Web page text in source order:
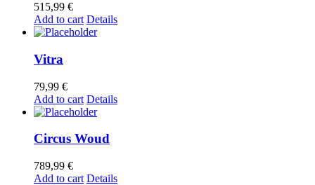
515,99 €
Add to cart Details
Vitra
79,99 €
Add to cart Details
Circus Woud
789,99 €
Add to cart Details